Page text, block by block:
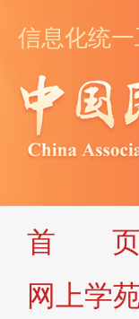
信息化统
首 页
网上学